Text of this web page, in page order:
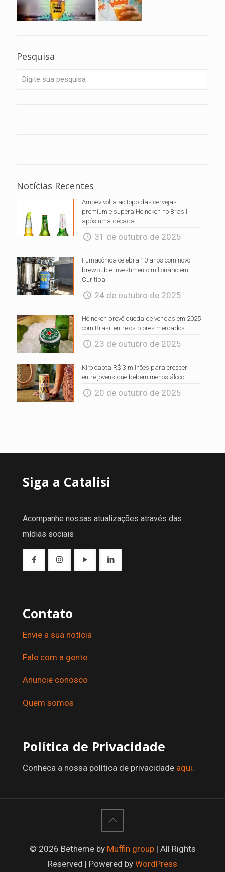
Pesquisa
Notícias Recentes
Ambev volta ao topo das cervejas
premium e supera Heineken no Brasil
após uma década
31 de outubro de 2025
Fumaçônica celebra 10 anos com novo
brewpub e investimento milionário em
Curitiba
24 de outubro de 2025
Heineken prevê queda de vendas em 2025
com Brasil entre os piores mercados
23 de outubro de 2025
Kiro capta R$ 3 milhões para crescer
entre jovens que bebem menos álcool
20 de outubro de 2025
Siga a Catalisi
Acompanhe nossas atualizações através das
mídias sociais
Contato
Envie a sua notícia
Fale com a gente
Anuncie conosco
Quem somos
Política de Privacidade
Conheca a nossa política de privacidade aqui.
© 2026 Betheme by Muffin group| All Rights
Reserved | Powered by WordPress